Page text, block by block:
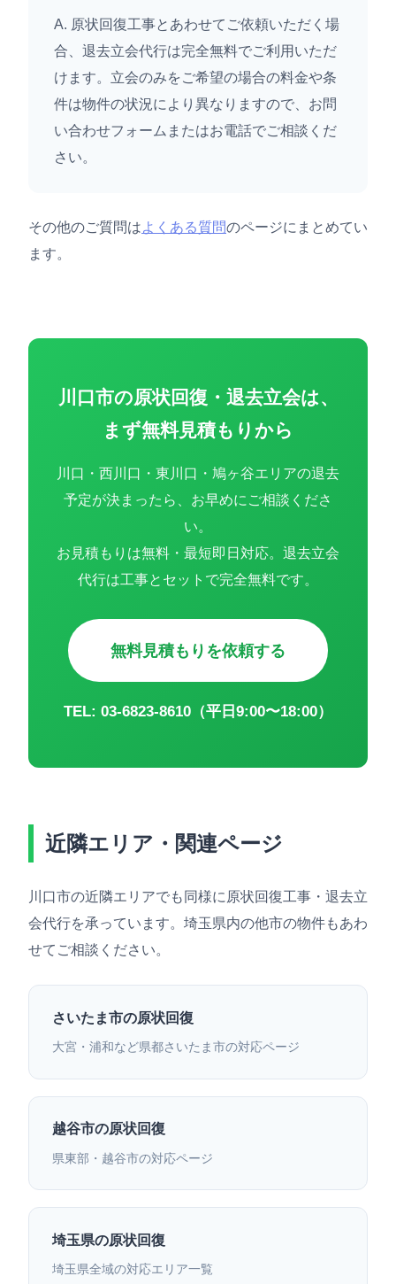
A. 原状回復工事とあわせてご依頼いただく場
合、退去立会代行は完全無料でご利用いただ
けます。立会のみをご希望の場合の料金や条
件は物件の状況により異なりますので、お問
い合わせフォームまたはお電話でご相談くだ
さい。
その他のご質問はよくある質問のページにまとめてい
ます。
川口市の原状回復・退去立会は、
まず無料見積もりから
川口・西川口・東川口・鳩ヶ谷エリアの退去
予定が決まったら、お早めにご相談くださ
い。
お見積もりは無料・最短即日対応。退去立会
代行は工事とセットで完全無料です。
無料見積もりを依頼する
TEL: 03-6823-8610（平日9:00〜18:00）
近隣エリア・関連ページ
川口市の近隣エリアでも同様に原状回復工事・退去立
会代行を承っています。埼玉県内の他市の物件もあわ
せてご相談ください。
さいたま市の原状回復
大宮・浦和など県都さいたま市の対応ページ
越谷市の原状回復
県東部・越谷市の対応ページ
埼玉県の原状回復
埼玉県全域の対応エリア一覧